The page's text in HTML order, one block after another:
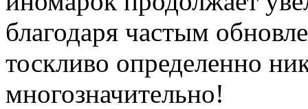
благодаря частым
тоскливо определенно
многозначительно!